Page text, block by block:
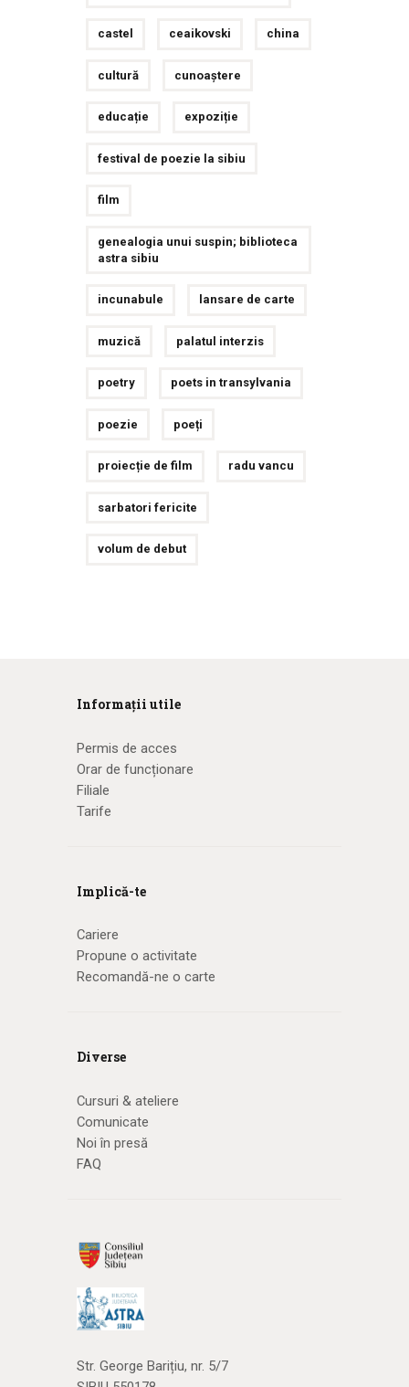
castel ceaikovski china
cultură cunoaștere
educație expoziție
festival de poezie la sibiu
film
genealogia unui suspin; biblioteca
astra sibiu
incunabule lansare de carte
muzică palatul interzis
poetry poets in transylvania
poezie poeți
proiecție de film radu vancu
sarbatori fericite
volum de debut
Informații utile
Permis de acces
Orar de funcționare
Filiale
Tarife
Implică-te
Cariere
Propune o activitate
Recomandă-ne o carte
Diverse
Cursuri & ateliere
Comunicate
Noi în presă
FAQ
Str. George Barițiu, nr. 5/7